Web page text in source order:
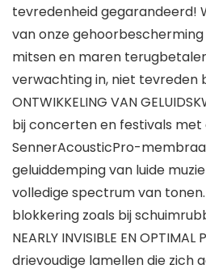
tevredenheid gegarandeerd!
van onze
mitsen en maren
verwachting in, niet tevreden
ONTWIKKELING VAN
bij concerten en festivals met
SennerAcousticPro-
geluiddemping van luide
volledige spectrum van
blokkering zoals bij
NEARLY INVISIBLE EN
drievoudige lamellen die zich